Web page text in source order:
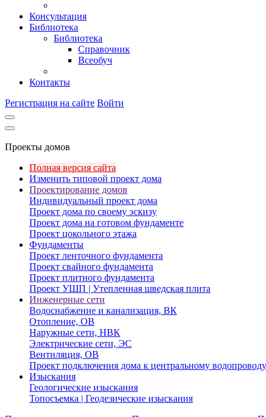
Консультация
Библиотека
Библиотека
Справочник
Всеобуч
Контакты
Регистрация на сайте Войти
Проекты домов
Полная версия сайта
Изменить типовой проект дома
Проектирование домов
Индивидуальный проект дома
Проект дома по своему эскизу
Проект дома на готовом фундаменте
Проект цокольного этажа
Фундаменты
Проект ленточного фундамента
Проект свайного фундамента
Проект плитного фундамента
Проект УШП | Утепленная шведская плита
Инженерные сети
Водоснабжение и канализация, ВК
Отопление, ОВ
Наружные сети, НВК
Электрические сети, ЭС
Вентиляция, ОВ
Проект подключения дома к центральному водопроводу
Изыскания
Геологические изыскания
Топосъемка | Геодезические изыскания